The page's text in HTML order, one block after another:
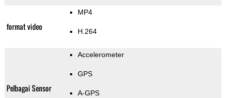
format video
MP4
H.264
Pelbagai Sensor
Accelerometer
GPS
A-GPS